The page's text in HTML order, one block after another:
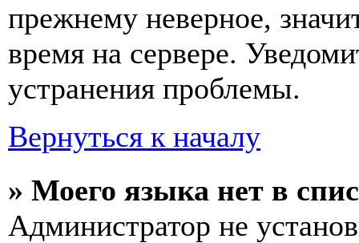
прежнему неверное,
время на сервере.
устранения проблемы.
Вернуться к началу
» Моего языка нет в
Администратор не